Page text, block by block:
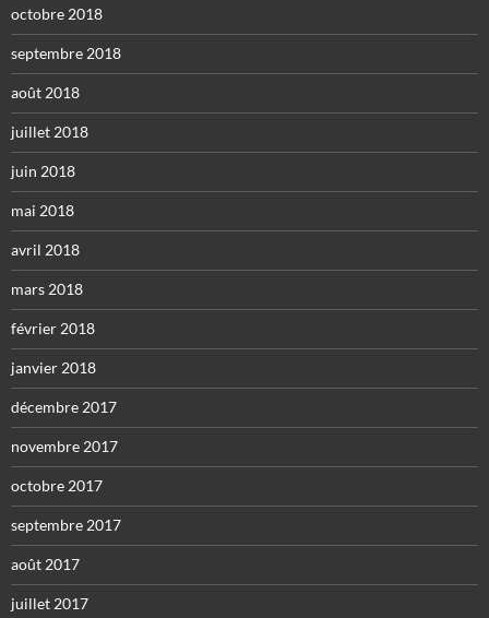
octobre 2018
septembre 2018
août 2018
juillet 2018
juin 2018
mai 2018
avril 2018
mars 2018
février 2018
janvier 2018
décembre 2017
novembre 2017
octobre 2017
septembre 2017
août 2017
juillet 2017